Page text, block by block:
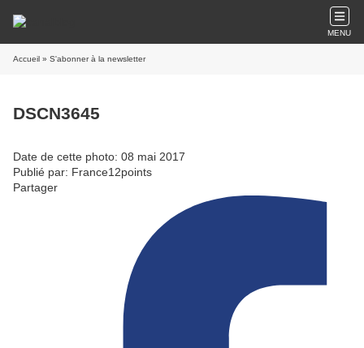
MENU
Accueil » S'abonner à la newsletter
DSCN3645
Date de cette photo: 08 mai 2017
Publié par: France12points
Partager